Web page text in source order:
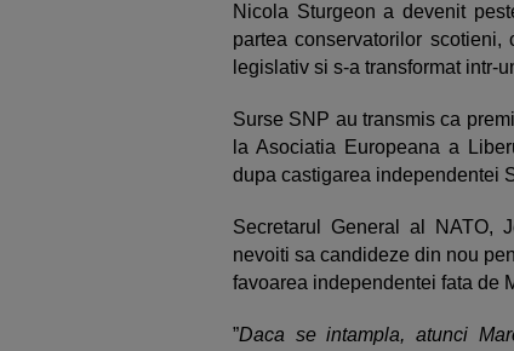
Nicola Sturgeon a devenit
partea conservatorilor
legislativ si s-a transformat intr-
Surse SNP au transmis ca
la Asociatia Europeana a
dupa castigarea independentei
Secretarul General al NATO,
nevoiti sa candideze din nou
favoarea independentei fata de
”Daca se intampla, atunci